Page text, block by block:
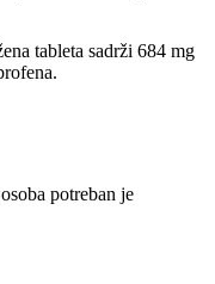
tableta sadrži 684 mg
potreban je